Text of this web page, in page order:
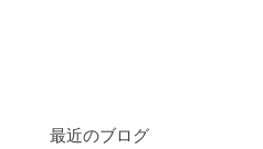
最近のブログ